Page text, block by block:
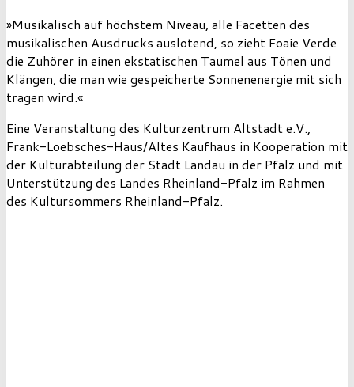
»Musikalisch auf höchstem Niveau, alle Facetten des
musikalischen Ausdrucks auslotend, so zieht Foaie Verde
die Zuhörer in einen ekstatischen Taumel aus Tönen und
Klängen, die man wie gespeicherte Sonnenenergie mit sich
tragen wird.«
Eine Veranstaltung des Kulturzentrum Altstadt e.V.,
Frank-Loebsches-Haus/Altes Kaufhaus in Kooperation mit
der Kulturabteilung der Stadt Landau in der Pfalz und mit
Unterstützung des Landes Rheinland-Pfalz im Rahmen
des Kultursommers Rheinland-Pfalz.